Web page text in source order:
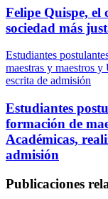
Felipe Quispe,
sociedad más
Estudiantes
maestras y maestros
escrita de admisión
Estudiantes
formación de
Académicas,
admisión
Publicaciones